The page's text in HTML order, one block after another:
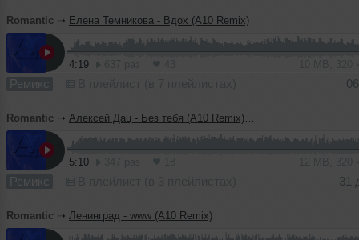
Romantic ➝ Елена Темникова - Вдох (А10 Remix)
4:19
Ремикс
Romantic ➝ Алексей Дац - Без тебя (А10 Remix).mp3
5:10
Ремикс 31
Romantic ➝ Ленинград - www (A10 Remix)